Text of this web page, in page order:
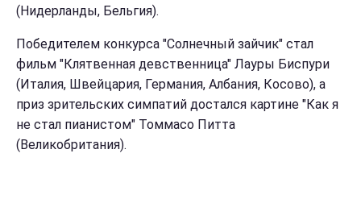
(Нидерланды, Бельгия).
Победителем конкурса "Солнечный зайчик" стал
фильм "Клятвенная девственница" Лaуры Биспури
(Италия, Швейцария, Германия, Албания, Косово), а
приз зрительских симпатий достался картине "Как я
не стал пианистом" Томмасо Питта
(Великобритания).